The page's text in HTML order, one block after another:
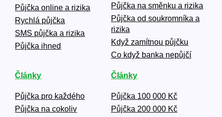
Půjčka online a rizika
Rychlá půjčka
SMS půjčka a rizika
Půjčka ihned
Půjčka na směnku a rizika
Půjčka od soukromníka a
rizika
Když zamítnou půjčku
Co když banka nepůjčí
Články
Půjčka pro každého
Půjčka na cokoliv
Články
Půjčka 100 000 Kč
Půjčka 200 000 Kč